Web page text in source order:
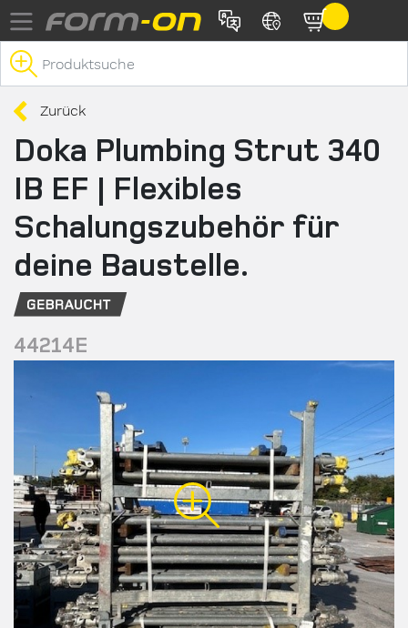
Direkt zum Inhalt
Zurück
Doka Plumbing Strut 340
IB EF | Flexibles
Schalungszubehör für
deine Baustelle.
44214E